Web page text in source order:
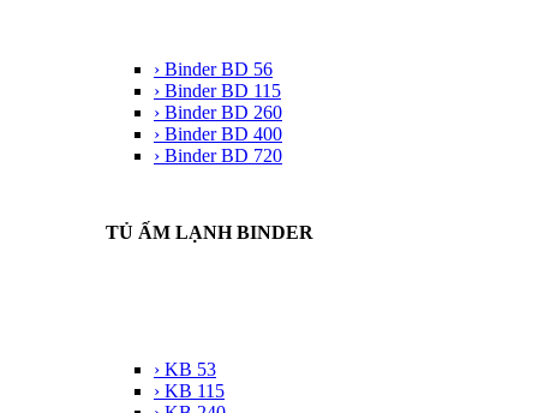
› Binder BD 56
› Binder BD 115
› Binder BD 260
› Binder BD 400
› Binder BD 720
TỦ ẤM LẠNH BINDER
› KB 53
› KB 115